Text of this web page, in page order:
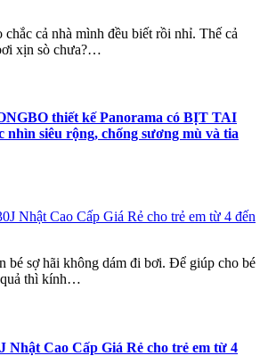
cả nhà mình đều biết rồi nhỉ. Thế cả
xịn sò chưa?…
thiết kế Panorama có BỊT TAI
siêu rộng, chống sương mù và tia
bé sợ hãi không dám đi bơi. Để giúp cho bé
quả thì kính…
Nhật Cao Cấp Giá Rẻ cho trẻ em từ 4